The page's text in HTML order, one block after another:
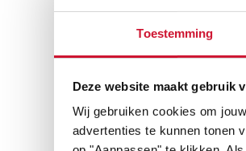
Toestemming
Deze website maakt gebruik
Wij gebruiken cookies om
advertenties te kunnen tonen
Organogram